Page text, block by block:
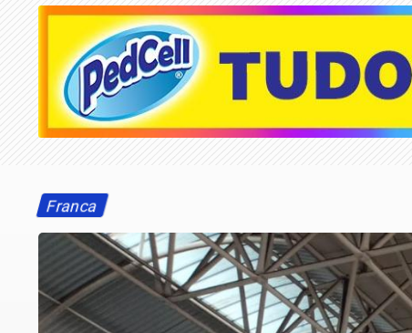
Franca